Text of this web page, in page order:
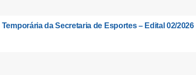
da Secretaria de Esportes – Edital 02/2026